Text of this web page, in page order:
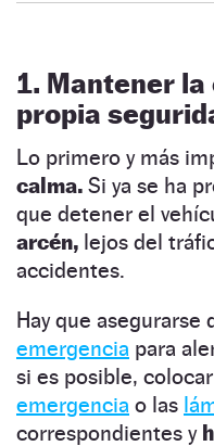
1. Mantener
propia
Lo primero y más
calma. Si ya se ha
que detener el
arcén, lejos del
accidentes.
Hay que asegurarse
emergencia para
si es posible,
emergencia o las
correspondientes y